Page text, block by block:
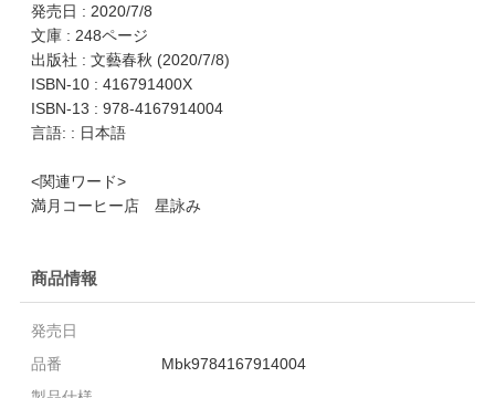
発売日 : 2020/7/8
文庫 : 248ページ
出版社 : 文藝春秋 (2020/7/8)
ISBN-10 : 416791400X
ISBN-13 : 978-4167914004
言語: : 日本語
<関連ワード>
満月コーヒー店 星詠み
商品情報
発売日
品番
Mbk9784167914004